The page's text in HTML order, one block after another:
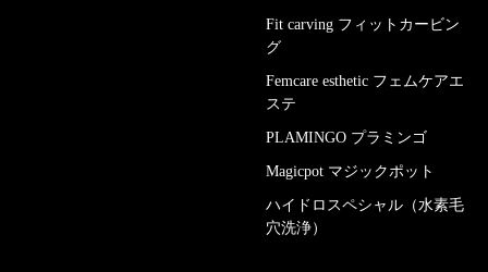
Fit carving フィットカービン
グ
Femcare esthetic フェムケアエ
ステ
PLAMINGO プラミンゴ
Magicpot マジックポット
ハイドロスペシャル（水素毛
穴洗浄）